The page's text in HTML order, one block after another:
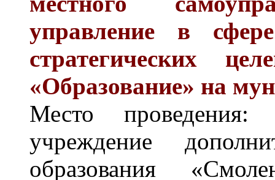
управление в
стратегических
«Образование» на
Место проведения:
учреждение
образования